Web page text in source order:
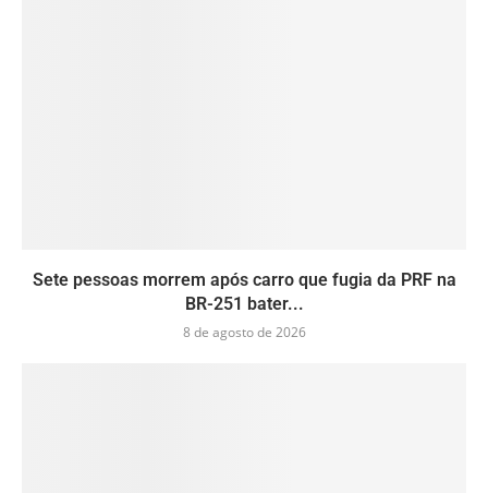
Sete pessoas morrem após carro que fugia da PRF na
BR-251 bater...
8 de agosto de 2026